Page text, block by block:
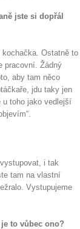
jste si dopřál
Ostatně to
pracovní. Žádný
aby tam něco
jdu taky jen
toho jako vedlejší
i tak
tam na vlastní
Vystupujeme
to vůbec ono?